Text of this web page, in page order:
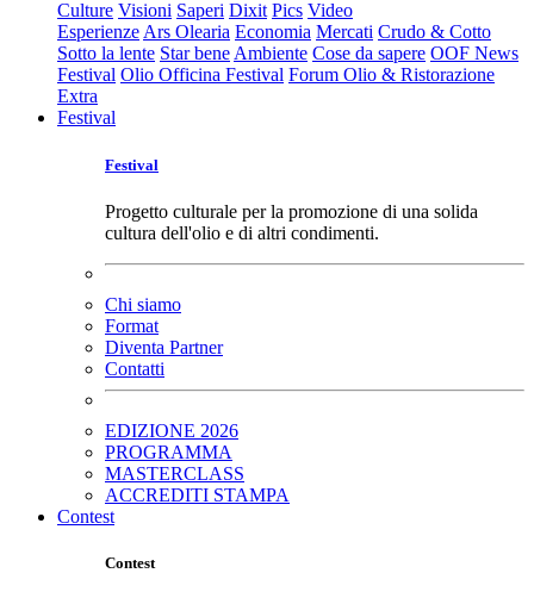
Culture Visioni Saperi Dixit Pics Video
Esperienze Ars Olearia Economia Mercati Crudo & Cotto
Sotto la lente Star bene Ambiente Cose da sapere OOF News
Festival Olio Officina Festival Forum Olio & Ristorazione
Extra
Festival
Festival
Progetto culturale per la promozione di una solida
cultura dell'olio e di altri condimenti.
Chi siamo
Format
Diventa Partner
Contatti
EDIZIONE 2026
PROGRAMMA
MASTERCLASS
ACCREDITI STAMPA
Contest
Contest